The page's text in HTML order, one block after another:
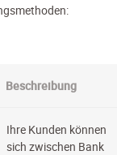
Beschreibung
Ihre Kunden können
sich zwischen Bank